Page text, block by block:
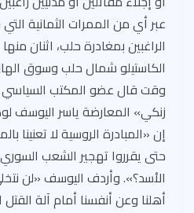
عبر أي من الممرات الثمانية
الراغبين بمغادرة حلب، اثنان
الكاستيلو شمال حلب وسوق
وقت قال عضو المكتب السياسي
زنكي» المعارضة ياسر اليوسف
إن «المبادرة الروسية لا
حتى يقرروا تهجير الشعب السوري
الأسد؟». وأردف اليوسف «لن
أهلنا وعن أنفسنا أمام آلة